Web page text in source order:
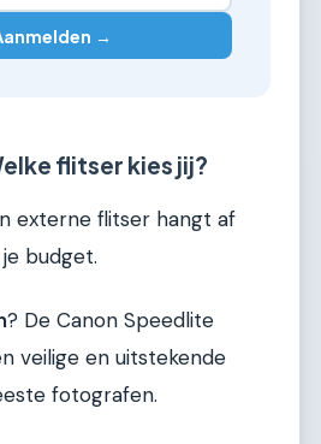
→
flitser kies jij?
externe flitser hangt af
budget.
? De Canon Speedlite
veilige en uitstekende
fotografen.